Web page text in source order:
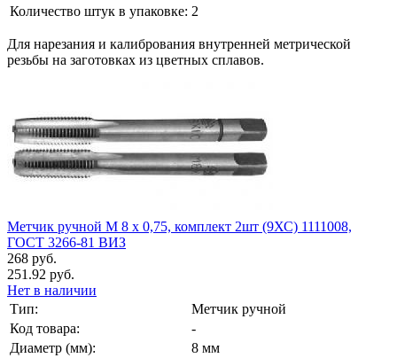
Количество штук в упаковке: 2
Для нарезания и калибрования внутренней метрической
резьбы на заготовках из цветных сплавов.
Метчик ручной М 8 х 0,75, комплект 2шт (9ХС) 1111008,
ГОСТ 3266-81 ВИЗ
268 руб.
251.92 руб.
Нет в наличии
Тип:
Метчик ручной
Код товара:
-
Диаметр (мм):
8 мм